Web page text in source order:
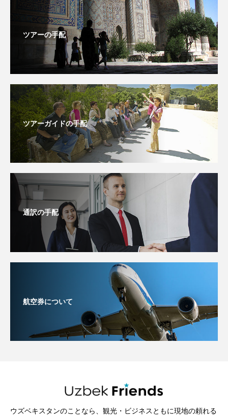
ツアーの手配
ツアーガイドの手配
通訳の手配
航空券について
ウズベキスタンのことなら、観光・ビジネスともに現地の頼れる